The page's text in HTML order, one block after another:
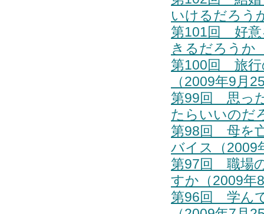
いけるだろう
第101回 好意
きるだろうか
第100回 旅行
（2009年9月
第99回 思っ
たらいいのだ
第98回 母を
バイス（2009
第97回 職場
すか（2009年
第96回 学ん